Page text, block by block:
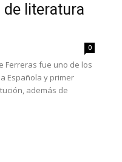
de literatura
0
Ferreras fue uno de los
Española y primer
además de